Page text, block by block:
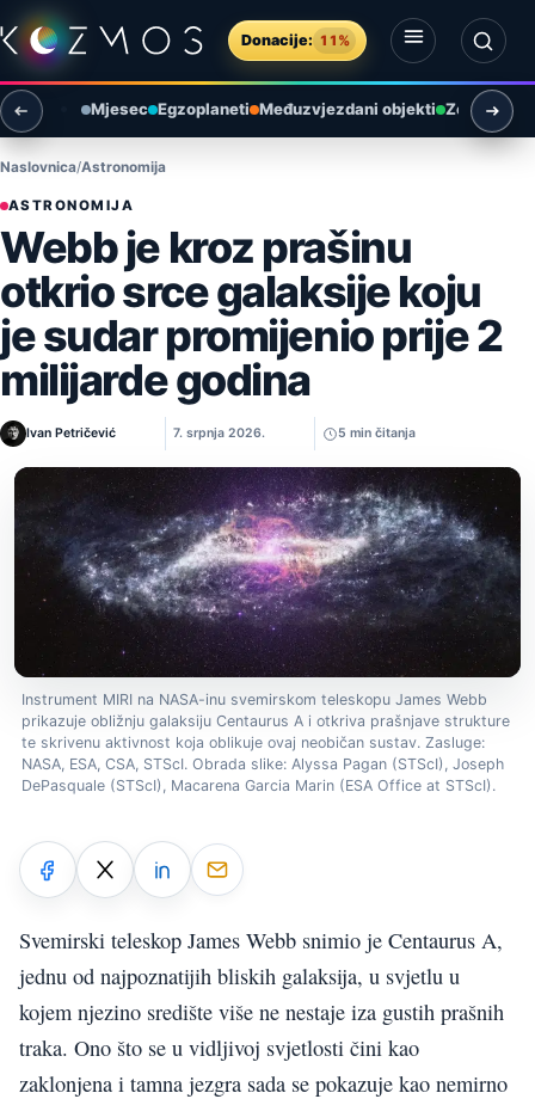
Preskoči na sadržaj
Donacije: 11%
Otvori izbornik
Otvori pretragu
Mjesec Egzoplaneti Međuzvjezdani objekti Zemlja i
Naslovnica Astronomija
ASTRONOMIJA
Webb je kroz prašinu
otkrio srce galaksije koju
je sudar promijenio prije 2
milijarde godina
Ivan Petričević 7. srpnja 2026. 5 min čitanja
Instrument MIRI na NASA-inu svemirskom teleskopu James Webb
prikazuje obližnju galaksiju Centaurus A i otkriva prašnjave strukture
te skrivenu aktivnost koja oblikuje ovaj neobičan sustav. Zasluge:
NASA, ESA, CSA, STScI. Obrada slike: Alyssa Pagan (STScI), Joseph
DePasquale (STScI), Macarena Garcia Marin (ESA Office at STScI).
Svemirski teleskop James Webb snimio je Centaurus A,
jednu od najpoznatijih bliskih galaksija, u svjetlu u
kojem njezino središte više ne nestaje iza gustih prašnih
traka. Ono što se u vidljivoj svjetlosti čini kao
zaklonjena i tamna jezgra sada se pokazuje kao nemirno